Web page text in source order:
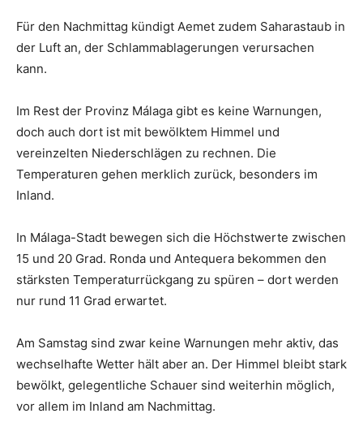
Für den Nachmittag kündigt Aemet zudem Saharastaub in
der Luft an, der Schlammablagerungen verursachen
kann.
Im Rest der Provinz Málaga gibt es keine Warnungen,
doch auch dort ist mit bewölktem Himmel und
vereinzelten Niederschlägen zu rechnen. Die
Temperaturen gehen merklich zurück, besonders im
Inland.
In Málaga-Stadt bewegen sich die Höchstwerte zwischen
15 und 20 Grad. Ronda und Antequera bekommen den
stärksten Temperaturrückgang zu spüren – dort werden
nur rund 11 Grad erwartet.
Am Samstag sind zwar keine Warnungen mehr aktiv, das
wechselhafte Wetter hält aber an. Der Himmel bleibt stark
bewölkt, gelegentliche Schauer sind weiterhin möglich,
vor allem im Inland am Nachmittag.